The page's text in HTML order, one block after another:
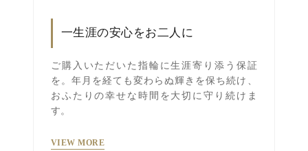
一生涯の安心をお二人に
ご購入いただいた指輪に生涯寄り添う保証
を。年月を経ても変わらぬ輝きを保ち続け、
おふたりの幸せな時間を大切に守り続けま
す。
VIEW MORE